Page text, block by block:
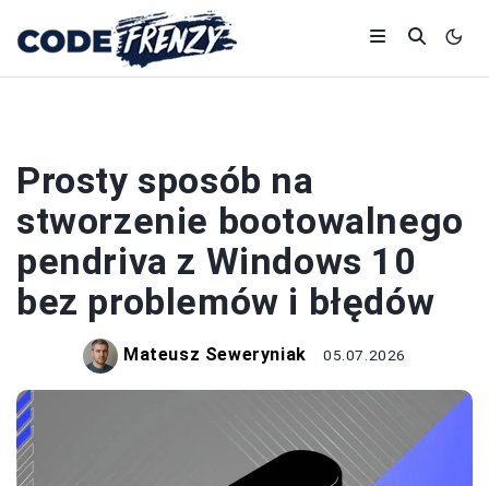
Prosty sposób na
stworzenie bootowalnego
pendriva z Windows 10
bez problemów i błędów
Mateusz Seweryniak 05.07.2026